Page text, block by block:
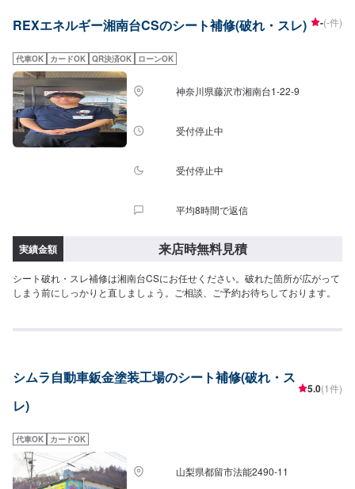
車-----納期について-----納期は通常2日～3日程度で納車となります。(要相談)
--無料の代車をご用意しています。お車の作業中は代車をご利用ください。※
代車の燃料代はお客様にご負担いただいております。-----ご来店時の注意、受
付方法-----入庫の際はお気をつけてお越しください。駐車スペースは事務所前
の空いているスペースに駐車してください。受付はスタッフへ「メンテモで
予約しました」とお伝えください。ご案内いたします。【定休日・営業時
間】定休日：月曜日営業時間：9:00~19:00※日曜日のみ9:00~18:00
REXエネルギー湘南台CSのシート補修(破れ・スレ) -(-件)
代車OK カードOK QR決済OK ローンOK
神奈川県藤沢市湘南台1-22-9
受付停止中
受付停止中
平均8時間で返信
実績金額 来店時無料見積
シート破れ・スレ補修は湘南台CSにお任せください。破れた箇所が広がって
しまう前にしっかりと直しましょう。ご相談、ご予約お待ちしております。
シムラ自動車鈑金塗装工場のシート補修(破れ・ス
レ)
5.0(1件)
代車OK カードOK
山梨県都留市法能2490-11